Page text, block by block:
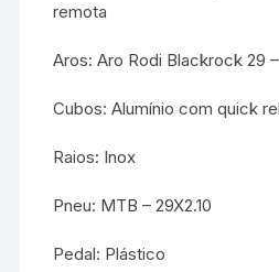
remota
Aros: Aro Rodi Blackrock 29
Cubos: Alumínio com quick
Raios: Inox
Pneu: MTB – 29X2.10
Pedal: Plástico